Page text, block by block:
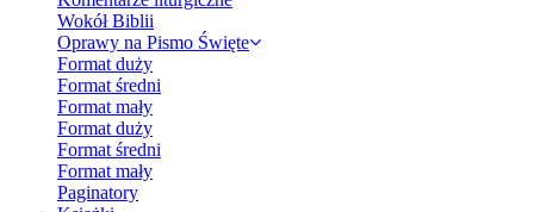
Wokół Biblii
Oprawy na Pismo Święte
Format duży
Format średni
Format mały
Format duży
Format średni
Format mały
Paginatory